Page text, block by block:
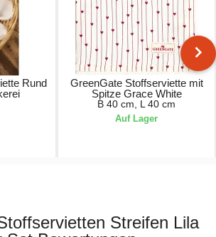
Rund
GreenGate Stoffserviette mit
Spitze Grace White
B 40 cm, L 40 cm
Auf Lager
Streifen Lila